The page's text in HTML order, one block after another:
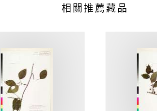
相關推薦藏品